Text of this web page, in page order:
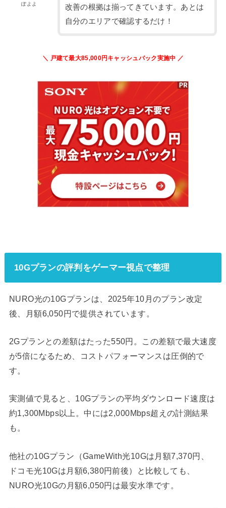
ぽよよ
改善の根拠は揃ってきています。あとは
自分のエリアで確認するだけ！
＼ 戸建て最大85,000円キャッシュバック実施中 ／
10Gプランの評判をゲーマー視点で整理
NURO光の10Gプランは、2025年10月のプラン改定
後、月額6,050円で提供されています。
2Gプランとの差額はたった550円。この差額で最大速度
が5倍になるため、コストパフォーマンスは圧倒的で
す。
実測値で見ると、10Gプランの平均ダウンロード速度は
約1,300Mbps以上。中には2,000Mbps超えの計測結果
も。
他社の10Gプラン（GameWith光10Gは月額7,370円、
ドコモ光10Gは月額6,380円前後）と比較しても、
NURO光10Gの月額6,050円は最安水準です。